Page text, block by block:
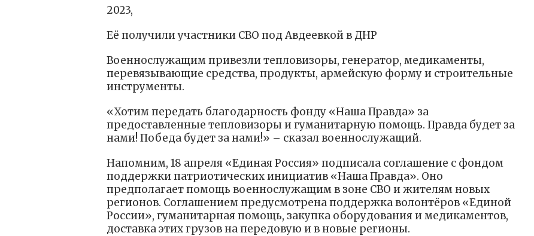
2023,
Её получили участники СВО под Авдеевкой в ДНР
Военнослужащим привезли тепловизоры, генератор, медикаменты,
перевязывающие средства, продукты, армейскую форму и строительные
инструменты.
«Хотим передать благодарность фонду «Наша Правда» за
предоставленные тепловизоры и гуманитарную помощь. Правда будет за
нами! Победа будет за нами!» – сказал военнослужащий.
Напомним, 18 апреля «Единая Россия» подписала соглашение с фондом
поддержки патриотических инициатив «Наша Правда». Оно
предполагает помощь военнослужащим в зоне СВО и жителям новых
регионов. Соглашением предусмотрена поддержка волонтёров «Единой
России», гуманитарная помощь, закупка оборудования и медикаментов,
доставка этих грузов на передовую и в новые регионы.